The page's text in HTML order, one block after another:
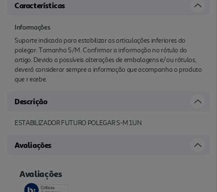
Características
Informações
Suporte indicado para estabilizar as articulações inferiores do
polegar. Tamanho S/M. Confirmar a informação no rótulo do
artigo. Devido a possíveis alterações de embalagens e/ou rótulos,
deverá considerar sempre a informação que acompanha o produto
que r ecebe.
Descrição
ESTABILIZADOR FUTURO POLEGAR S-M 1UN
Avaliações